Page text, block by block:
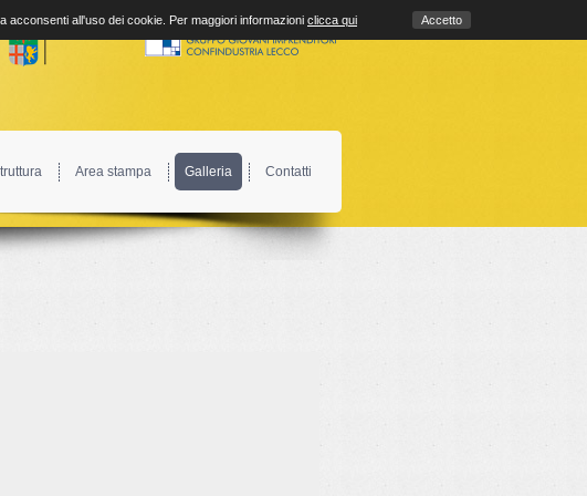
Area stampa Galleria Contatti
all'uso dei cookie. Per maggiori informazioni clicca qui Accetto